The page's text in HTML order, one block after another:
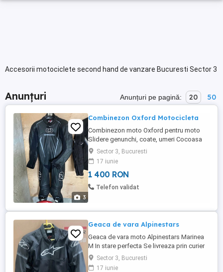
Accesorii motociclete second hand de vanzare Bucuresti Sector 3
Anunțuri Anunțuri pe pagină: 20 50
3
Combinezon Oxford Motocicleta
Combinezon moto Oxford pentru moto
Slidere genunchi, coate, umeri Cocoasa
pe spate pentru atenuarea impactului si
aerodinamica Combinezon full din piele,
potrivit atat pentru mersul pe strada cat si
pentru circuit Marimea M Livrare in toata
tara prin curier cu verificare sau predare
Sector 3, Bucuresti
17 iunie
1 400 RON
Telefon validat
Geaca de vara Alpinestars
Geaca de vara moto Alpinestars Marinea
M In stare perfecta Se livreaza prin curier
cu verificare in tara sau predare personala
in Bucuresti
Sector 3, Bucuresti
17 iunie